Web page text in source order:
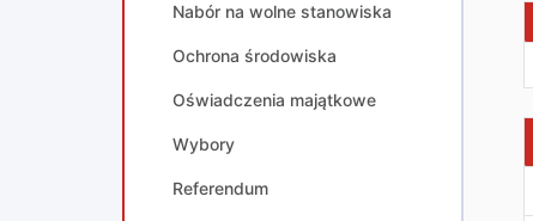
Nabór na wolne stanowiska
Ochrona środowiska
Oświadczenia majątkowe
Wybory
Referendum